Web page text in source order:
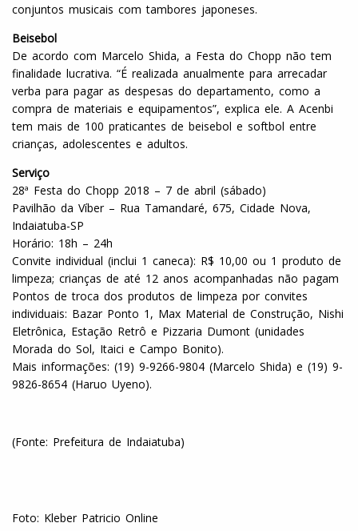
conjuntos musicais com tambores japoneses.
Beisebol
De acordo com Marcelo Shida, a Festa do Chopp não tem
finalidade lucrativa. “É realizada anualmente para arrecadar
verba para pagar as despesas do departamento, como a
compra de materiais e equipamentos”, explica ele. A Acenbi
tem mais de 100 praticantes de beisebol e softbol entre
crianças, adolescentes e adultos.
Serviço
28ª Festa do Chopp 2018 – 7 de abril (sábado)
Pavilhão da Víber – Rua Tamandaré, 675, Cidade Nova,
Indaiatuba-SP
Horário: 18h – 24h
Convite individual (inclui 1 caneca): R$ 10,00 ou 1 produto de
limpeza; crianças de até 12 anos acompanhadas não pagam
Pontos de troca dos produtos de limpeza por convites
individuais: Bazar Ponto 1, Max Material de Construção, Nishi
Eletrônica, Estação Retrô e Pizzaria Dumont (unidades
Morada do Sol, Itaici e Campo Bonito).
Mais informações: (19) 9-9266-9804 (Marcelo Shida) e (19) 9-
9826-8654 (Haruo Uyeno).
(Fonte: Prefeitura de Indaiatuba)
Foto: Kleber Patricio Online